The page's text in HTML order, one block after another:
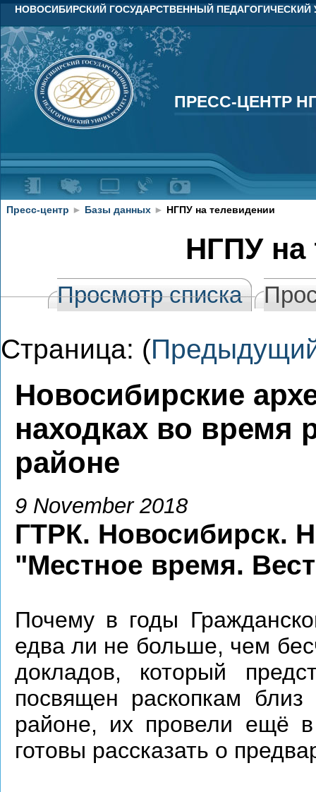
НОВОСИБИРСКИЙ ГОСУДАРСТВЕННЫЙ ПЕДАГОГИЧЕСКИЙ
ПРЕСС-ЦЕНТР
ПРЕСС-ЦЕНТР
Пресс-центр ► Базы данных ► НГПУ на телевидении
НГПУ на
Просмотр списка
Страница: (
Новосибирские
находках во время
районе
9 November 2018
ГТРК. Новосибирск.
"Местное время.
Почему в годы
едва ли не больше, чем
докладов, который
посвящен раскопкам
районе, их провели ещё в
готовы рассказать о